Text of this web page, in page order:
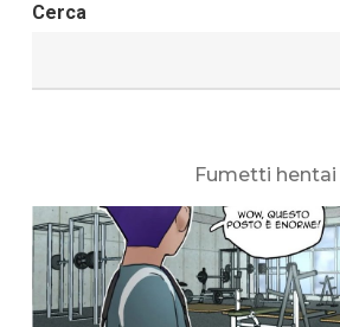
Cerca
Fumetti hentai